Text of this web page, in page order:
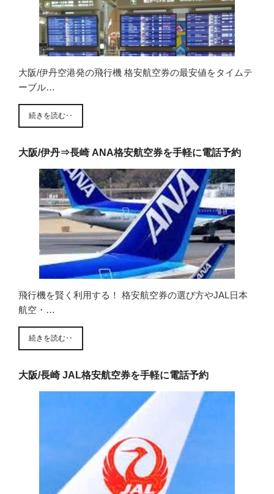
大阪/伊丹空港発の飛行機 格安航空券の最安値をタイムテ
ーブル…
続きを読む‥
大阪/伊丹⇒長崎 ANA格安航空券を手軽に電話予約
飛行機を賢く利用する！ 格安航空券の選び方やJAL日本
航空・…
続きを読む‥
大阪/長崎 JAL格安航空券を手軽に電話予約